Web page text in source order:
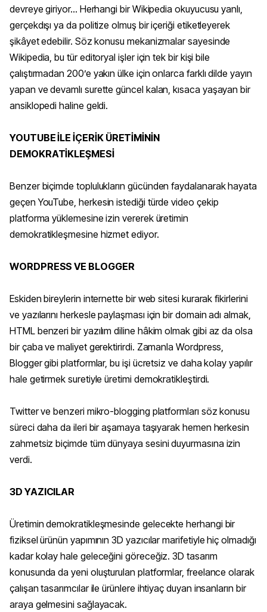
devreye giriyor... Herhangi bir Wikipedia okuyucusu yanlı,
gerçekdışı ya da politize olmuş bir içeriği etiketleyerek
şikâyet edebilir. Söz konusu mekanizmalar sayesinde
Wikipedia, bu tür editoryal işler için tek bir kişi bile
çalıştırmadan 200’e yakın ülke için onlarca farklı dilde yayın
yapan ve devamlı surette güncel kalan, kısaca yaşayan bir
ansiklopedi haline geldi.
YOUTUBE İLE İÇERİK ÜRETİMİNİN
DEMOKRATİKLEŞMESİ
Benzer biçimde toplulukların gücünden faydalanarak hayata
geçen YouTube, herkesin istediği türde video çekip
platforma yüklemesine izin vererek üretimin
demokratikleşmesine hizmet ediyor.
WORDPRESS VE BLOGGER
Eskiden bireylerin internette bir web sitesi kurarak fikirlerini
ve yazılarını herkesle paylaşması için bir domain adı almak,
HTML benzeri bir yazılım diline hâkim olmak gibi az da olsa
bir çaba ve maliyet gerektirirdi. Zamanla Wordpress,
Blogger gibi platformlar, bu işi ücretsiz ve daha kolay yapılır
hale getirmek suretiyle üretimi demokratikleştirdi.
Twitter ve benzeri mikro-blogging platformları söz konusu
süreci daha da ileri bir aşamaya taşıyarak hemen herkesin
zahmetsiz biçimde tüm dünyaya sesini duyurmasına izin
verdi.
3D YAZICILAR
Üretimin demokratikleşmesinde gelecekte herhangi bir
fiziksel ürünün yapımının 3D yazıcılar marifetiyle hiç olmadığı
kadar kolay hale geleceğini göreceğiz. 3D tasarım
konusunda da yeni oluşturulan platformlar, freelance olarak
çalışan tasarımcılar ile ürünlere ihtiyaç duyan insanların bir
araya gelmesini sağlayacak.